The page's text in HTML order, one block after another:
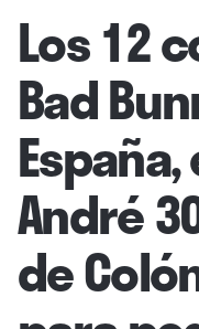
Los 12
Bad
André
de